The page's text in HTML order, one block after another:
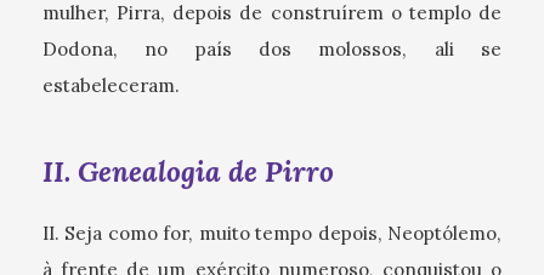
mulher, Pirra, depois de construírem o templo de
Dodona, no país dos molossos, ali se
estabeleceram.
II. Genealogia de Pirro
II. Seja como for, muito tempo depois, Neoptólemo,
à frente de um exército numeroso, conquistou o